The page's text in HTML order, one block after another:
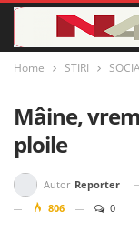
Home STIRI
Mâine,
ploile
Autor Reporter
806
0